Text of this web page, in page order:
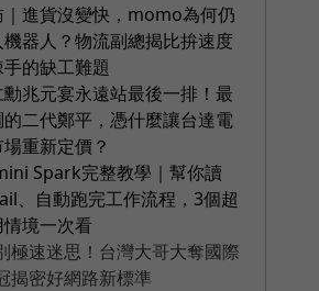
｜進貨沒變快，momo為何仍
器人？物流副總揭比拚速度
手的缺工難題
兆元宴永遠站最後一排！最
二代鄭平，憑什麼讓台達電
重新定價？
Spark完整教學｜幫你讀
、自動跑完工作流程，3個超
境一次看
極速迷思！台灣大哥大奪國際
揭密好網路新標準